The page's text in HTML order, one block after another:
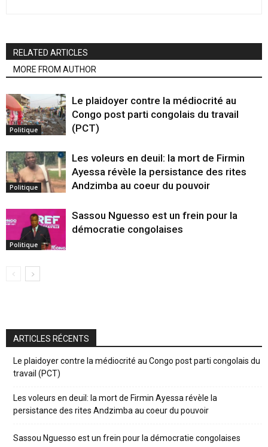
RELATED ARTICLES
MORE FROM AUTHOR
Politique
Le plaidoyer contre la médiocrité au
Congo post parti congolais du travail
(PCT)
Politique
Les voleurs en deuil: la mort de Firmin
Ayessa révèle la persistance des rites
Andzimba au coeur du pouvoir
Politique
Sassou Nguesso est un frein pour la
démocratie congolaises
ARTICLES RÉCENTS
Le plaidoyer contre la médiocrité au Congo post parti congolais du
travail (PCT)
Les voleurs en deuil: la mort de Firmin Ayessa révèle la
persistance des rites Andzimba au coeur du pouvoir
Sassou Nguesso est un frein pour la démocratie congolaises